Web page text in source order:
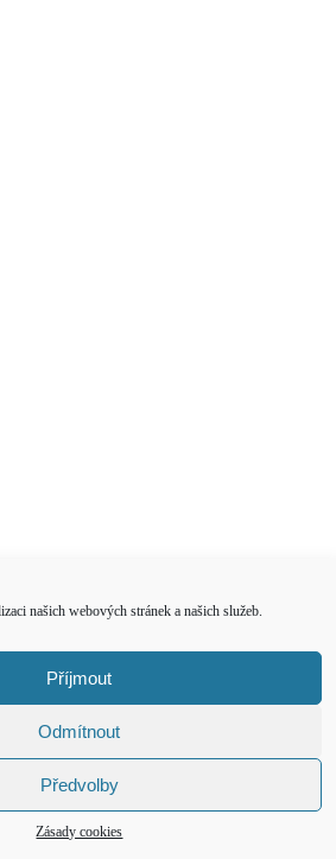
našich webových stránek a našich služeb.
Příjmout
Odmítnout
Předvolby
Zásady cookies